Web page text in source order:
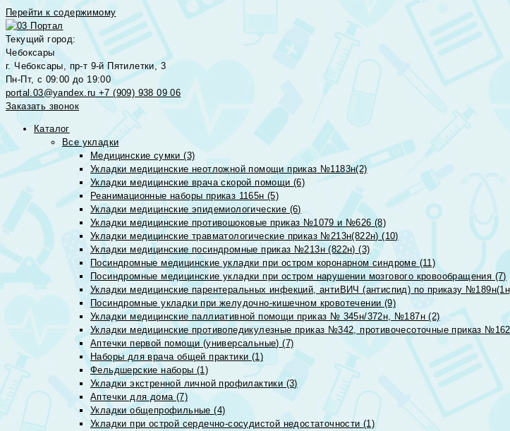
Перейти к содержимому
Текущий город:
Чебоксары
г. Чебоксары, пр-т 9-й Пятилетки, 3
Пн-Пт, с 09:00 до 19:00
portal.03@yandex.ru +7 (909) 938 09 06
Заказать звонок
Каталог
Все укладки
Медицинские сумки (3)
Укладки медицинские неотложной помощи приказ №1183н(2)
Укладки медицинские врача скорой помощи (6)
Реанимационные наборы приказ 1165н (5)
Укладки медицинские эпидемиологические (6)
Укладки медицинские противошоковые приказ №1079 и №626 (8)
Укладки медицинские травматологические приказ №213н(822н) (10)
Укладки медицинские посиндромные приказ №213н (822н) (3)
Посиндромные медицинские укладки при остром коронарном синдроме (11)
Посиндромные медицинские укладки при остром нарушении мозгового кровообращения (7)
Укладки медицинские парентеральных инфекций, антиВИЧ (антиспид) по приказу
Посиндромные укладки при желудочно-кишечном кровотечении (9)
Укладки медицинские паллиативной помощи приказ № 345н/372н, №187н (2)
Укладки медицинские противопедикулезные приказ №342, противочесоточные приказ
Аптечки первой помощи (универсальные) (7)
Наборы для врача общей практики (1)
Фельдшерские наборы (1)
Укладки экстренной личной профилактики (3)
Аптечки для дома (7)
Укладки общепрофильные (4)
Укладки при острой сердечно-сосудистой недостаточности (1)